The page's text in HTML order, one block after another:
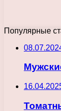
Популярные